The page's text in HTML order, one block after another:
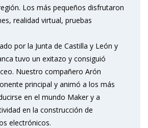
Los más pequeños disfrutaron
realidad virtual, pruebas
por la Junta de Castilla y León y
tuvo un exitazo y consiguió
Nuestro compañero Arón
principal y animó a los más
en el mundo Maker y a
en la construcción de
electrónicos.